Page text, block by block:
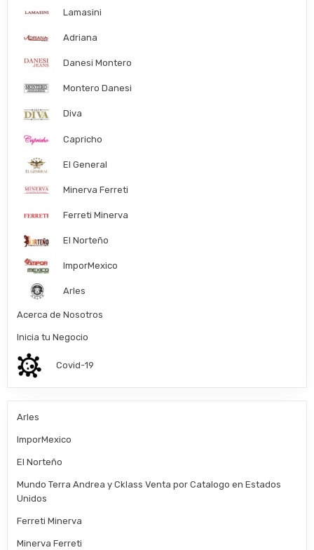
Lamasini
Adriana
Danesi Montero
Montero Danesi
Diva
Capricho
El General
Minerva Ferreti
Ferreti Minerva
El Norteño
ImporMexico
Arles
Acerca de Nosotros
Inicia tu Negocio
Covid-19
Arles
ImporMexico
El Norteño
Mundo Terra Andrea y Cklass Venta por Catalogo en Estados
Unidos
Ferreti Minerva
Minerva Ferreti